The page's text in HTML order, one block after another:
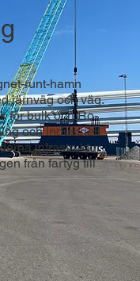
runt-hamn
järnväg och väg.
för bulk och Ro-
och industriell
infrastruktur
från fartyg till